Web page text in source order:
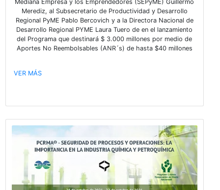
Invitación
La Cámara de Industria Química y Petroquímica,
apoyo del Ministerio de Ambiente y Desarrollo
Industria Química, implementado por la Agencia
industria química en Argentina en torno a los
desafíos y oportunidades, actuales y futuros, de la
climática mundial en los negocios.
VER MÁS